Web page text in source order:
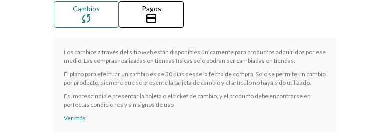
Cambios
sync
Pagos
credit_card
Los cambios a través del sitio web están disponibles únicamente para productos adquiridos por ese
medio. Las compras realizadas en tiendas físicas solo podrán ser cambiadas en tiendas.
El plazo para efectuar un cambio es de 30 días desde la fecha de compra. Solo se permite un cambio
por producto, siempre que se presente la tarjeta de cambio y el artículo no haya sido utilizado.
Es imprescindible presentar la boleta o el ticket de cambio, y el producto debe encontrarse en
perfectas condiciones y sin signos de uso
Ver más